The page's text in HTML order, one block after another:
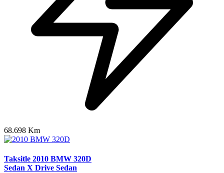
68.698 Km
Taksitle 2010 BMW 320D
Sedan X Drive Sedan